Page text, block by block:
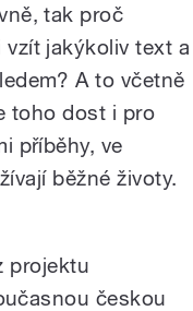
tak proč
jakýkoliv text a
A to včetně
toho dost i pro
příběhy, ve
běžné životy.
projektu
českou